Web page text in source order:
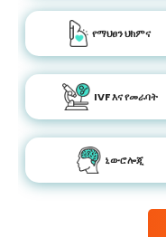
የማህፀን ህክምና
IVF እና የመራባት
ኒውሮሎጂ